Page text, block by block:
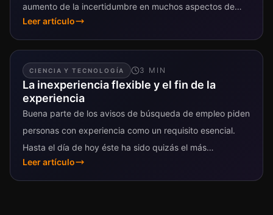
aumento de la incertidumbre en muchos aspectos de
nuestra...
Leer artículo
CIENCIA Y TECNOLOGÍA 3 MIN
La inexperiencia flexible y el fin de la
experiencia
Buena parte de los avisos de búsqueda de empleo piden
personas con experiencia como un requisito esencial.
Hasta el día de hoy éste ha sido quizás el más
importante atributo...
Leer artículo